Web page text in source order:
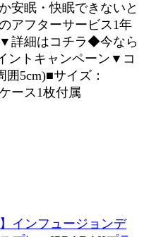
安眠・快眠できないと
アフターサービス1年
詳細はコチラ◆今なら
ントキャンペーン▼コ
5cm)■サイズ：
ース1枚付属
インフュージョンデ